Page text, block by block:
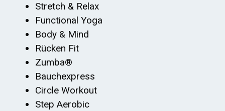
Stretch & Relax
Functional Yoga
Body & Mind
Rücken Fit
Zumba®
Bauchexpress
Circle Workout
Step Aerobic